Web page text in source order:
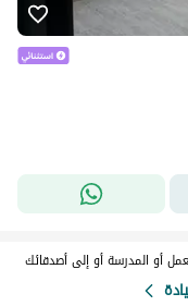
أو المدرسة أو إلى أصدقائك